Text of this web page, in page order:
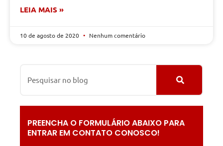
LEIA MAIS »
10 de agosto de 2020 Nenhum comentário
PREENCHA O FORMULÁRIO ABAIXO PARA
ENTRAR EM CONTATO CONOSCO!